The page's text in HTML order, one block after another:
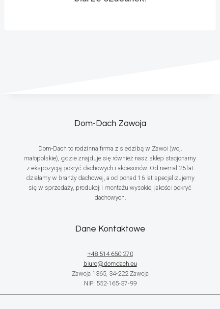
Dom-Dach Zawoja
Dom-Dach to rodzinna firma z siedzibą w Zawoi (woj.
małopolskie), gdzie znajduje się również nasz sklep stacjonarny
z ekspozycją pokryć dachowych i akcesoriów. Od niemal 25 lat
działamy w branży dachowej, a od ponad 16 lat specjalizujemy
się w sprzedaży, produkcji i montażu wysokiej jakości pokryć
dachowych.
Dane Kontaktowe
+48 514 650 270
biuro@domdach.eu
Zawoja 1365, 34-222 Zawoja
NIP: 552-165-37-99